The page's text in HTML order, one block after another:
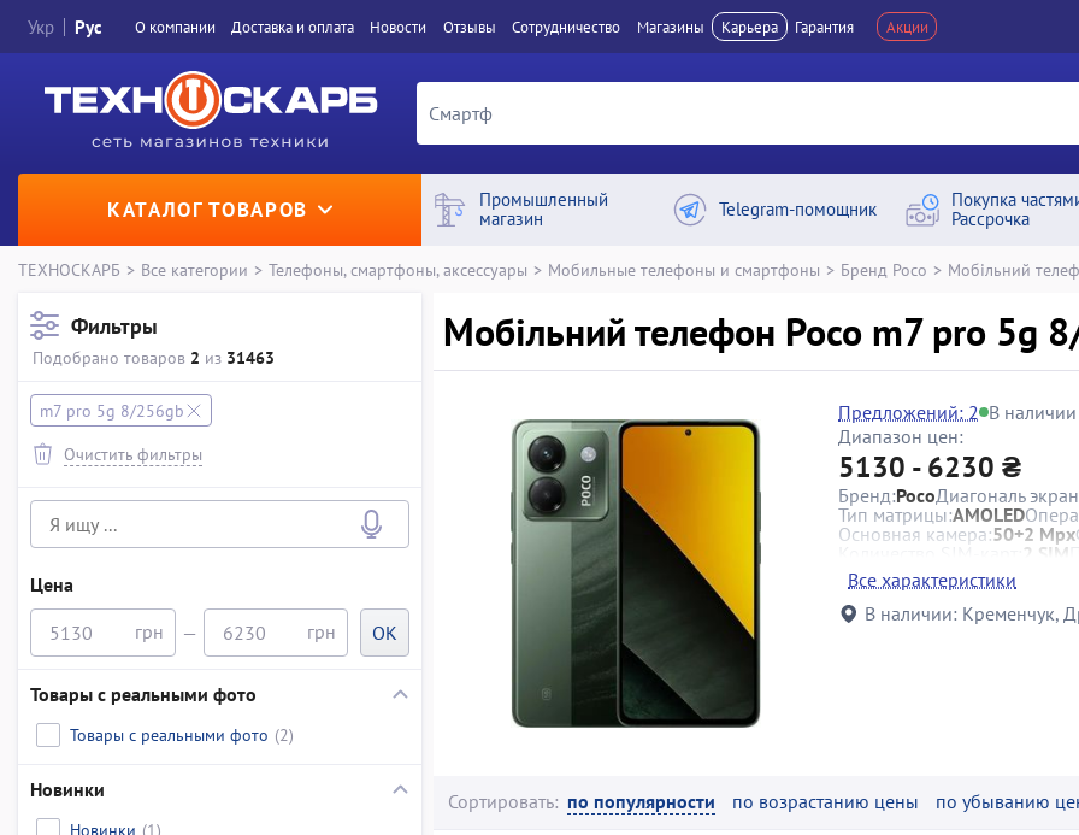
Укр Рус О компании Доставка и оплата Новости Отзывы Сотрудничество Магазины Карьера Гарантия Акции
КАТАЛОГ ТОВАРОВ
Промышленный
магазин
Telegram-помощник
Покупка
Рассрочка
ТЕХНОСКАРБ > Все категории > Телефоны, смартфоны, аксессуары > Мобильные телефоны и смартфоны > Бренд Poco > Мобільний
Фильтры
Подобрано товаров 2 из 31463
m7 pro 5g 8/256gb
Очистить фильтры
Цена
—
OK
Товары с реальными фото
Товары с реальными фото (2)
Новинки
Новинки (1)
Мобільний телефон Poco m7 pro 5g
Предложений: 2 В
Диапазон цен:
5130 - 6230 ₴
Бренд:PocoДиагональ
Тип матрицы:AMOLED
Основная камера:50+2 Mpx
2 SIM
Поколение связи (2G/3G/4G):
Количество ядер:8 core
Навигация:Galileo, GPS,
Класс телефона:смартфон
Все характеристики
В наличии: Кременчук,
Сортировать: по популярности по возрастанию цены по убыванию